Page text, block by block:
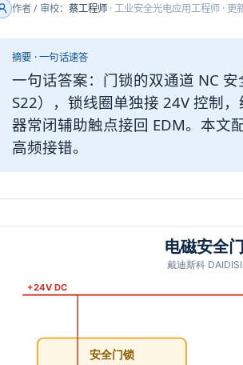
作者 / 审校： 蔡工程师·工业安全光电应用工程师· 更
摘要 · 一句话速答
一句话答案：门锁的双通道 NC
S22），锁线圈单独接 24V 控制
器常闭辅助触点接回 EDM。本文
高频接错。